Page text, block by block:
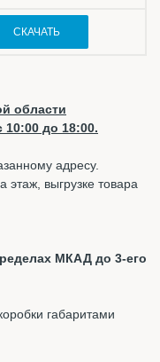
СКАЧАТЬ
области
до 18:00.
адресу.
выгрузке товара
МКАД до 3-его
габаритами